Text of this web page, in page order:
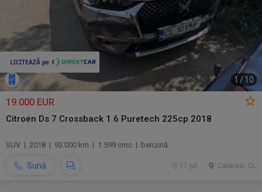
1 / 10
19.000 EUR
Citroen Ds 7 Crossback 1.6 Puretech 225cp 2018
SUV | 2018 | 93.000 km | 1.599 cmc | benzină
Sună Calarasi, CL
17 jul.